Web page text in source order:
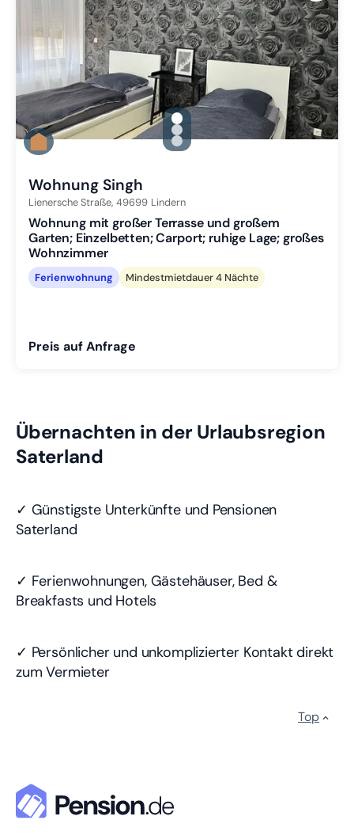
gallery.slide_selector
Zu Slide 1 wechseln
Zu Slide 2 wechseln
Zu Slide 3 wechseln
Wohnung Singh
Lienersche Straße, 49699 Lindern
Wohnung mit großer Terrasse und großem
Garten; Einzelbetten; Carport; ruhige Lage; großes
Wohnzimmer
Ferienwohnung Mindestmietdauer 4 Nächte
Preis auf Anfrage
Übernachten in der Urlaubsregion
Saterland
✓ Günstigste Unterkünfte und Pensionen
Saterland
✓ Ferienwohnungen, Gästehäuser, Bed &
Breakfasts und Hotels
✓ Persönlicher und unkomplizierter Kontakt direkt
zum Vermieter
Top